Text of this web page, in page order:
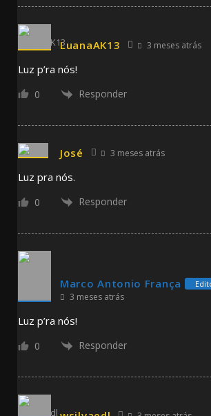
LuanaAK13 3 meses atrás
Luz p’ra nós!
0 Responder
José 3 meses atrás
Luz pra nós.
0 Responder
Marco Antonio França
3 meses atrás
Luz p’ra nós!
0 Responder